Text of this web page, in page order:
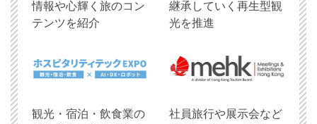
情報や心輝く旅のコン
テンツを紹介
継承していく再生型観
光を推進
観光・宿泊・飲食業の
社員旅行や展示会など